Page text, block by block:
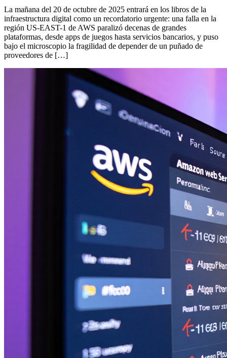
La mañana del 20 de octubre de 2025 entrará en los libros de la
infraestructura digital como un recordatorio urgente: una falla en la
región US-EAST-1 de AWS paralizó decenas de grandes
plataformas, desde apps de juegos hasta servicios bancarios, y puso
bajo el microscopio la fragilidad de depender de un puñado de
proveedores de […]